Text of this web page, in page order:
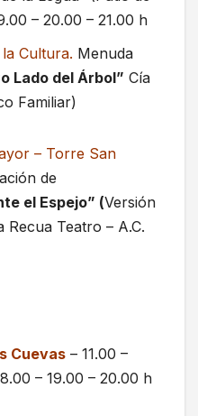
– 20.00 – 21.00 h
Cultura. Menuda
Lado del Árbol” Cía
Familiar)
– Torre San
de
el Espejo” (Versión
Recua Teatro – A.C.
Cuevas – 11.00 –
– 19.00 – 20.00 h